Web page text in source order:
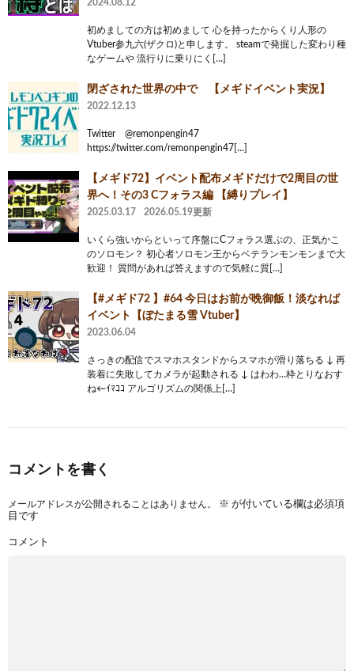
2024.08.12
初めましての方は初めまして 心を持ったからくり人形の
Vtuber参九六(ザクロ)と申します。 steamで発掘した変わり種
なゲームや 流行りに乗りにく[…]
閉ざされた世界の中で 【メギドイベント実況】
2022.12.13
Twitter @remonpengin47
https://twitter.com/remonpengin47[…]
【メギド72】イベント配布メギドだけで2周目の世
界へ！その3 Cフォラス編 【縛りプレイ】
2025.03.17 2026.05.19更新
いくら強いからといって序盤にCフォラス選ぶの、正気かこ
のソロモン？ 初心者ソロモン王からベテランモンモンまで大
歓迎！ 質問があれば答えますので気軽に質[…]
【#メギド72 】#64 今日はお前が晩御飯！淡なれば
イベント【ぼたまる雪 Vtuber】
2023.06.04
さっきの配信でスマホスタンドからスマホが滑り落ちる ↓ 再
装着に失敗してカメラが起動される ↓ はわわ…枠とりなおす
ね←ｲﾏｺｺ アルゴリズムの関係上[…]
コメントを書く
メールアドレスが公開されることはありません。 ※ が付いている欄は必須項
目です
コメント